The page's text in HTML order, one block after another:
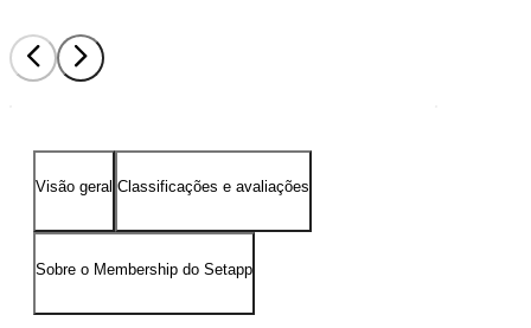
Visão geral Classificações e avaliações
Sobre o Membership do Setapp